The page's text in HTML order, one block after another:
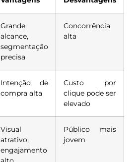
Grande
alcance,
segmentação
precisa
Concorrência
alta
Intenção de
compra alta
Custo por
clique pode ser
elevado
Visual
atrativo,
engajamento
Público mais
jovem